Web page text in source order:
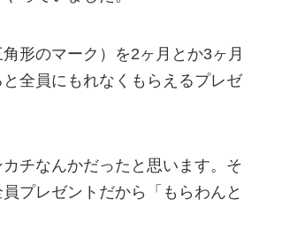
形のマーク）を2ヶ月とか3ヶ月
全員にもれなくもらえるプレゼ
チなんかだったと思います。そ
プレゼントだから「もらわんと